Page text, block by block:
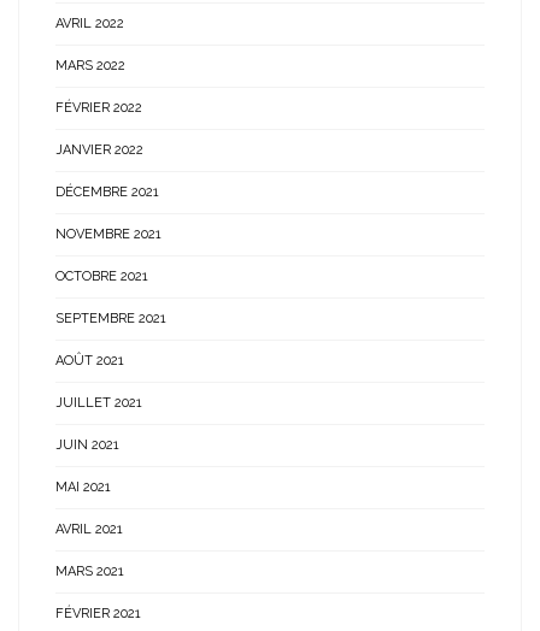
AVRIL 2022
MARS 2022
FÉVRIER 2022
JANVIER 2022
DÉCEMBRE 2021
NOVEMBRE 2021
OCTOBRE 2021
SEPTEMBRE 2021
AOÛT 2021
JUILLET 2021
JUIN 2021
MAI 2021
AVRIL 2021
MARS 2021
FÉVRIER 2021